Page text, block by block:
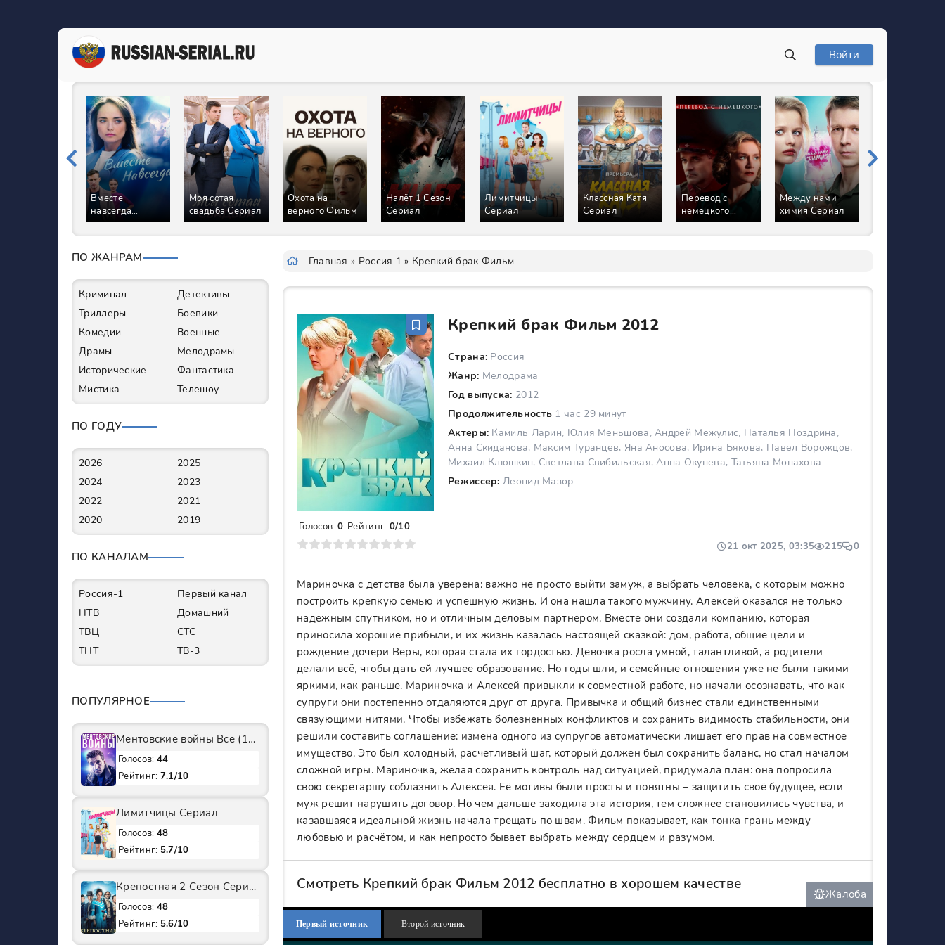
Войти
Вместе
навсегда
Сериал
Моя сотая
свадьба Сериал
Охота на
верного Фильм
Налёт 1 Сезон
Сериал
Лимитчицы
Сериал
Классная Катя
Сериал
Перевод с
немецкого
Сериал
Между нами
химия Сериал
Главная » Россия 1 » Крепкий брак Фильм
Крепкий брак Фильм 2012
Страна: Россия
Жанр: Мелодрама
Год выпуска: 2012
Продолжительность 1 час 29 минут
Актеры: Камиль Ларин, Юлия Меньшова, Андрей Межулис, Наталья Ноздрина,
Анна Скиданова, Максим Туранцев, Яна Аносова, Ирина Бякова, Павел Ворожцов,
Михаил Клюшкин, Светлана Свибильская, Анна Окунева, Татьяна Монахова
Режиссер: Леонид Мазор
21 окт 2025, 03:35 215 0
Голосов: 0 Рейтинг: 0/10
7 8 9 10
Мариночка с детства была уверена: важно не просто выйти замуж, а выбрать человека, с которым можно
построить крепкую семью и успешную жизнь. И она нашла такого мужчину. Алексей оказался не только
надежным спутником, но и отличным деловым партнером. Вместе они создали компанию, которая
приносила хорошие прибыли, и их жизнь казалась настоящей сказкой: дом, работа, общие цели и
рождение дочери Веры, которая стала их гордостью. Девочка росла умной, талантливой, а родители
делали всё, чтобы дать ей лучшее образование. Но годы шли, и семейные отношения уже не были такими
яркими, как раньше. Мариночка и Алексей привыкли к совместной работе, но начали осознавать, что как
супруги они постепенно отдаляются друг от друга. Привычка и общий бизнес стали единственными
связующими нитями. Чтобы избежать болезненных конфликтов и сохранить видимость стабильности, они
решили составить соглашение: измена одного из супругов автоматически лишает его прав на совместное
имущество. Это был холодный, расчетливый шаг, который должен был сохранить баланс, но стал началом
сложной игры. Мариночка, желая сохранить контроль над ситуацией, придумала план: она попросила
свою секретаршу соблазнить Алексея. Её мотивы были просты и понятны – защитить своё будущее, если
муж решит нарушить договор. Но чем дальше заходила эта история, тем сложнее становились чувства, и
казавшаяся идеальной жизнь начала трещать по швам. Фильм показывает, как тонка грань между
любовью и расчётом, и как непросто бывает выбрать между сердцем и разумом.
Смотреть Крепкий брак Фильм 2012 бесплатно в хорошем качестве
Первый источник Второй источник
Жалоба
ПО ЖАНРАМ
Криминал
Детективы
Триллеры
Боевики
Комедии
Военные
Драмы
Мелодрамы
Исторические
Фантастика
Мистика
Телешоу
ПО ГОДУ
2026
2025
2024
2023
2022
2021
2020
2019
ПО КАНАЛАМ
Россия-1
Первый канал
НТВ
Домашний
ТВЦ
СТС
ТНТ
ТВ-3
ПОПУЛЯРНОЕ
Ментовские войны Все (1-11 Сезоны) подряд Сериал
Голосов: 44
Рейтинг: 7.1/10
Лимитчицы Сериал
Голосов: 48
Рейтинг: 5.7/10
Крепостная 2 Сезон Сериал
Голосов: 48
Рейтинг: 5.6/10